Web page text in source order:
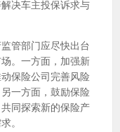
决车主投保诉求与
管部门应尽快出台
。一方面，加强新
保险公司完善风险
一方面，鼓励保险
同探索新的保险产
。